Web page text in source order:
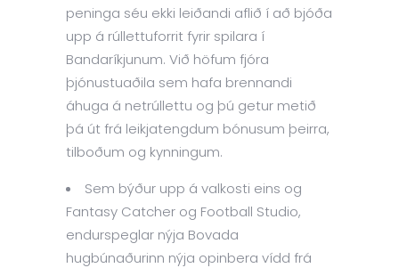
peninga séu ekki leiðandi aflið í að bjóða
upp á rúllettuforrit fyrir spilara í
Bandaríkjunum. Við höfum fjóra
þjónustuaðila sem hafa brennandi
áhuga á netrúllettu og þú getur metið
þá út frá leikjatengdum bónusum þeirra,
tilboðum og kynningum.
Sem býður upp á valkosti eins og
Fantasy Catcher og Football Studio,
endurspeglar nýja Bovada
hugbúnaðurinn nýja opinbera vídd frá